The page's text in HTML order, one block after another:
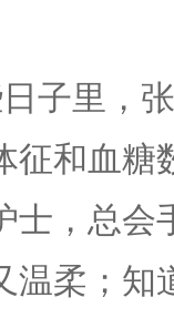
里，张
征和血糖
士，总会
温柔；知